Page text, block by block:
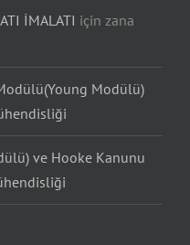
İMALATI için zana
Modülü)
ve Hooke Kanunu